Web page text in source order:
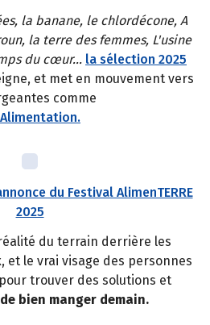
la banane, le chlordécone, A
la terre des femmes, L'usine
du cœur… la sélection 2025
et met en mouvement vers
comme
du Festival AlimenTERRE
2025
du terrain derrière les
et le vrai visage des personnes
trouver des solutions et
bien manger demain.